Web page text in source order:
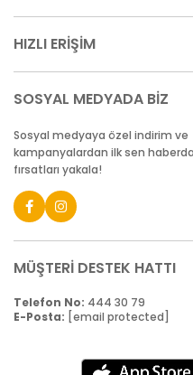
HIZLI ERİŞİM
SOSYAL MEDYADA BİZ
Sosyal medyaya özel indirim ve
kampanyalardan ilk sen
fırsatları yakala!
MÜŞTERİ DESTEK HATTI
Telefon No: 444 30 79
E-Posta: [email protected]